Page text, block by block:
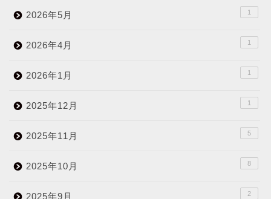
2026年5月 1
2026年4月 1
2026年1月 1
2025年12月 1
2025年11月 5
2025年10月 8
2025年9月 2